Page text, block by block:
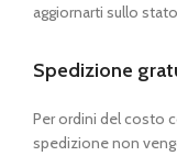
aggiornarti sullo
Spedizione
Per ordini del costo
spedizione non